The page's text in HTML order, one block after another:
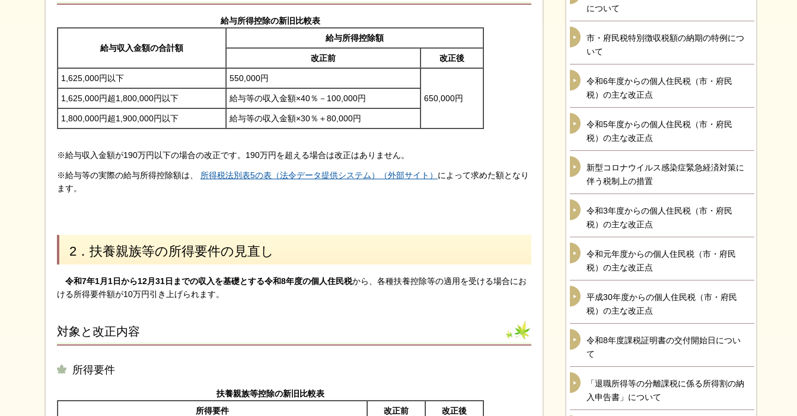
給与所得控除の新旧比較表
給与収入金額の合計額
給与所得控除額
改正前 改正後
1,625,000円以下 550,000円
650,000円
1,625,000円超1,800,000円以下 給与等の収入金額×40％－100,000円
1,800,000円超1,900,000円以下 給与等の収入金額×30％＋80,000円
※給与収入金額が190万円以下の場合の改正です。190万円を超える場合は改正はありません。
※給与等の実際の給与所得控除額は、 所得税法別表5の表（法令データ提供システム）（外部サイト） によって求めた額となり
ます。
2．扶養親族等の所得要件の見直し
令和7年1月1日から12月31日までの収入を基礎とする令和8年度の個人住民税から、各種扶養控除等の適用を受ける場合にお
ける所得要件額が10万円引き上げられます。
対象と改正内容
所得要件
扶養親族等控除の新旧比較表
所得要件
改正前 改正後
について
市・府民税特別徴収税額の納期の特例につ
いて
令和6年度からの個人住民税（市・府民
税）の主な改正点
令和5年度からの個人住民税（市・府民
税）の主な改正点
新型コロナウイルス感染症緊急経済対策に
伴う税制上の措置
令和3年度からの個人住民税（市・府民
税）の主な改正点
令和元年度からの個人住民税（市・府民
税）の主な改正点
平成30年度からの個人住民税（市・府民
税）の主な改正点
令和8年度課税証明書の交付開始日につい
て
「退職所得等の分離課税に係る所得割の納
入申告書」について